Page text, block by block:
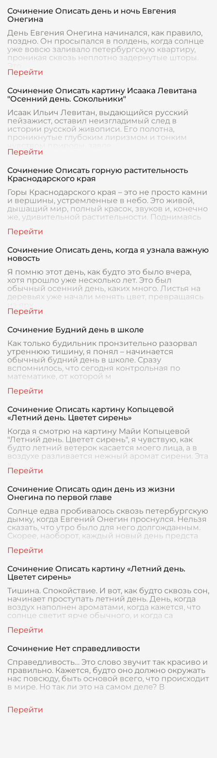
Сочинение Описать день и ночь Евгения
Онегина
День Евгения Онегина начинался, как правило,
поздно. Он просыпался в полдень, когда солнце
уже вовсю заливало петербургскую квартиру,
проникая сквозь неплотно задернутые шторы.
Это
Сочинение Описать картину Исаака Левитана
"Осенний день. Сокольники"
Исаак Ильич Левитан, выдающийся русский
пейзажист, оставил неизгладимый след в
истории русской живописи. Его полотна,
проникнутые глубоким лиризмом и тонким
Сочинение Описать горную растительность
Краснодарского края
Горы Краснодарского края – это не просто камни
и вершины, устремленные в небо. Это живой,
дышащий мир, полный красок, звуков и, конечно
же, удивительной растительности. Поднимаясь
Сочинение Описать день, когда я узнала важную
новость
Я помню этот день, как будто это было вчера,
хотя прошло уже несколько лет. Это был
обычный осенний день, каких много. Листья на
деревьях уже начали менять цвет, превращаясь
Сочинение Будний день в школе
Как только будильник пронзительно разорвал
утреннюю тишину, я понял – начинается
обычный будний день в школе. Сразу
вспомнилось, что сегодня контрольная по
математике, от которой м
Сочинение Описать картину Копыцевой
«Летний день. Цветет сирень»
Когда я смотрю на картину Майи Копыцевой
"Летний день. Цветет сирень", я чувствую, как
будто летний ветерок касается моего лица, а в
воздухе разливается нежный аромат сирени. Эта
Сочинение Описать один день из жизни
Онегина по первой главе
Солнце едва пробивалось сквозь петербургскую
дымку, когда Евгений Онегин проснулся. Нельзя
сказать, что утро было для него долгожданным.
Скорее, наоборот, каждый новый день предста
Сочинение Описать картину «Летний день.
Цветет сирень»
Тишина. Спокойствие. И вот, как будто сквозь сон,
начинает проступать летний день. День, когда
воздух наполнен ароматами, когда кажется, что
солнце светит ярче обычного, и когда са
Сочинение Нет справедливости
Справедливость… Это слово звучит так красиво и
правильно. Кажется, будто оно должно окружать
нас повсюду, быть основой всего, что происходит
в мире. Но так ли это на самом деле? В